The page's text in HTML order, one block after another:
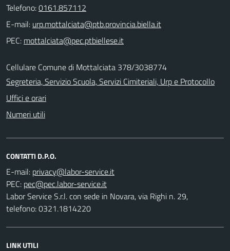
Telefono:0161.857112
E-mail:
PEC:
Cellulare Comune di Mottalciata 378/3038774
Segreteria, Servizio Scuola, Servizi Cimiteriali, Urp e Protocollo
Uffici e orari
Numeri utili
CONTATTI D.P.O.
E-mail:
PEC:
Labor Service S.r.l. con sede in Novara, via Righi n. 29,
telefono: 0321.1814220
LINK UTILI